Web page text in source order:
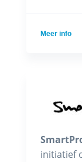
Meer info
initiatief